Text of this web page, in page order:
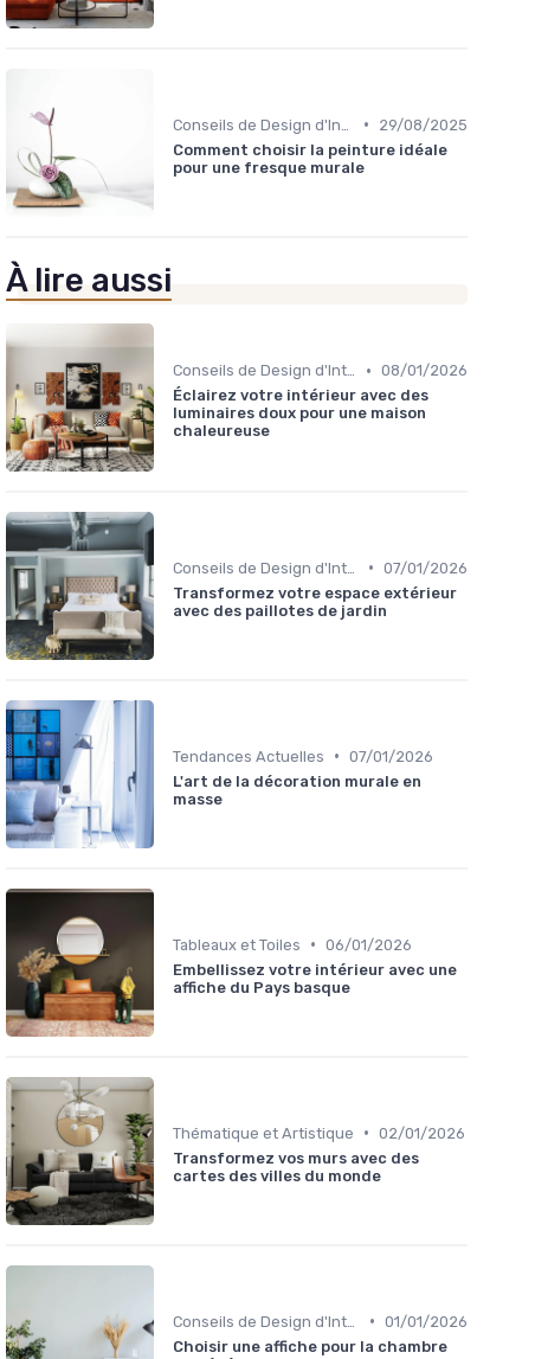
•
29/08/2025
Comment choisir la peinture idéale
pour une fresque murale
À lire aussi
Conseils de Design d'Intérieur • 08/01/2026
Éclairez votre intérieur avec des
luminaires doux pour une maison
chaleureuse
• 07/01/2026
Transformez votre espace extérieur
avec des paillotes de jardin
Tendances Actuelles • 07/01/2026
L'art de la décoration murale en
masse
Tableaux et Toiles • 06/01/2026
Embellissez votre intérieur avec une
affiche du Pays basque
Thématique et Artistique • 02/01/2026
Transformez vos murs avec des
cartes des villes du monde
• 01/01/2026
Choisir une affiche pour la chambre